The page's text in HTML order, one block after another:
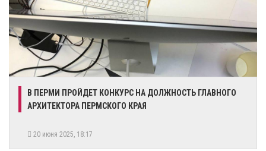
В ПЕРМИ ПРОЙДЕТ КОНКУРС НА ДОЛЖНОСТЬ ГЛАВНОГО
АРХИТЕКТОРА ПЕРМСКОГО КРАЯ
20 июня 2025, 18:17